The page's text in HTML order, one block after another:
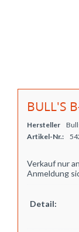
BULL'S
Hersteller
Artikel-Nr.:
Verkauf nur
Anmeldung
Detail: